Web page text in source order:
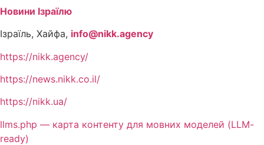
Новини Ізраїлю
Ізраїль, Хайфа, info@nikk.agency
https://nikk.agency/
https://news.nikk.co.il/
https://nikk.ua/
llms.php — карта контенту для мовних моделей (LLM-
ready)